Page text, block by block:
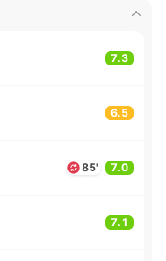
7.3
6.5
85' 7.0
7.1